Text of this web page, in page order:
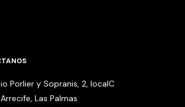
Porlier y Sopranis, 2, localC
Las Palmas